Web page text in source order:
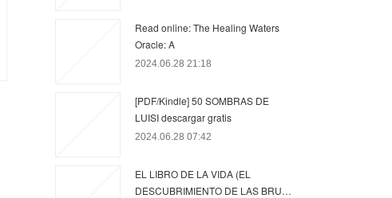
Read online: The Healing Waters
Oracle: A
2024.06.28 21:18
[PDF/Kindle] 50 SOMBRAS DE
LUISI descargar gratis
2024.06.28 07:42
EL LIBRO DE LA VIDA (EL
DESCUBRIMIENTO DE LAS BRU…